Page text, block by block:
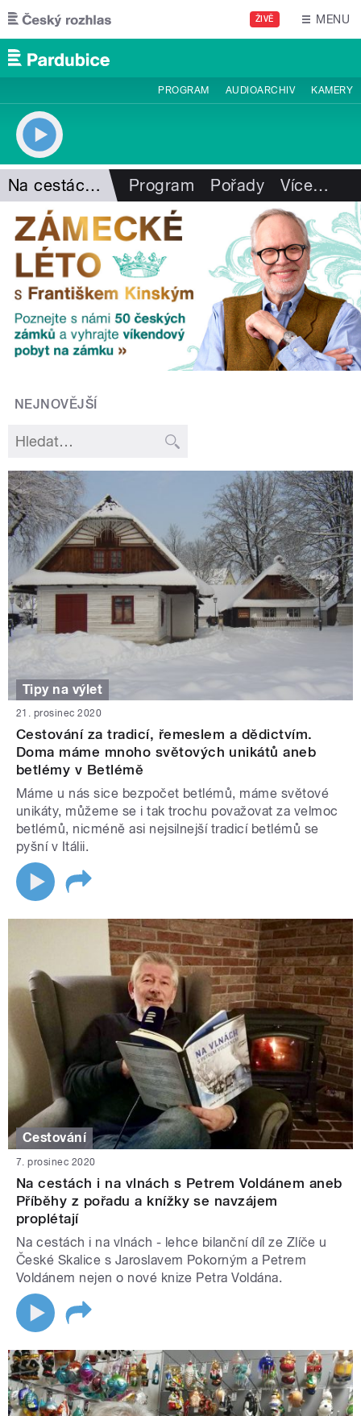
Přejít k hlavnímu obsahu
ŽIVĚ MENU
PROGRAM AUDIOARCHIV KAMERY
Na cestách s P. Voldánem Program Pořady Více…
NEJNOVĚJŠÍ
Tipy na výlet
21. prosinec 2020
Cestování za tradicí, řemeslem a dědictvím.
Doma máme mnoho světových unikátů aneb
betlémy v Betlémě
Máme u nás sice bezpočet betlémů, máme světové
unikáty, můžeme se i tak trochu považovat za velmoc
betlémů, nicméně asi nejsilnejší tradicí betlémů se
pyšní v Itálii.
Cestování
7. prosinec 2020
Na cestách i na vlnách s Petrem Voldánem aneb
Příběhy z pořadu a knížky se navzájem
proplétají
Na cestách i na vlnách - lehce bilanční díl ze Zlíče u
České Skalice s Jaroslavem Pokorným a Petrem
Voldánem nejen o nové knize Petra Voldána.